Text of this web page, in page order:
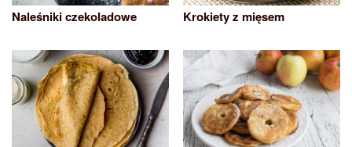
Naleśniki czekoladowe Krokiety z mięsem